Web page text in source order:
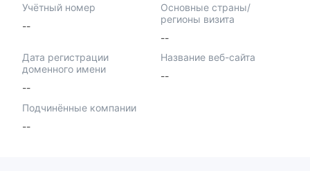
Учётный номер
--
Основные страны/
регионы визита
--
Дата регистрации
доменного имени
--
Название веб-сайта
--
Подчинённые компании
--